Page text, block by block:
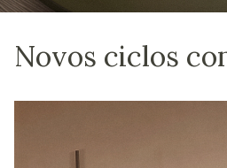
Novos ciclos